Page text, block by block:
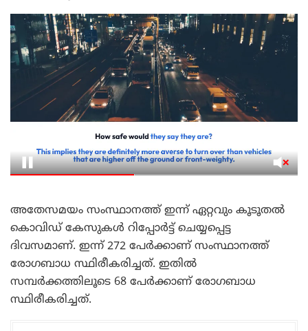
അതേസമയം സംസ്ഥാനത്ത് ഇന്ന് ഏറ്റവും കൂടൂതൽ
കൊവിഡ് കേസുകൾ റിപ്പോർട്ട് ചെയ്യപ്പെട്ട
ദിവസമാണ്. ഇന്ന് 272 പേർക്കാണ് സംസ്ഥാനത്ത്
രോഗബാധ സ്ഥിരീകരിച്ചത്. ഇതിൽ
സമ്പർക്കത്തിലൂടെ 68 പേർക്കാണ് രോഗബാധ
സ്ഥിരീകരിച്ചത്.